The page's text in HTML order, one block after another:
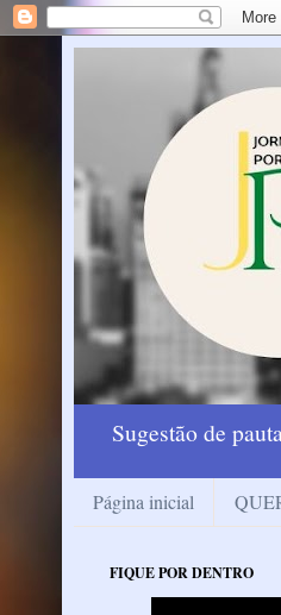
Sugestão de
Página inicial
FIQUE POR DENTRO